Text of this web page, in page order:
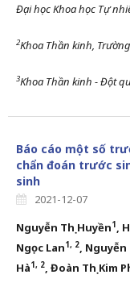
Đại học Khoa học Tự
2Khoa Thần kinh,
3Khoa Thần kinh -Đột
Báo cáo một số
chẩn đoán trước
sinh
2021-12-07
Nguyễn Thị Huyền1 ,
Ngọc Lan1, 2, Nguyễn
Hà1, 2, Đoàn Thị Kim